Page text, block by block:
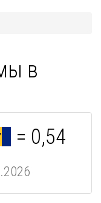
в
= 0,54